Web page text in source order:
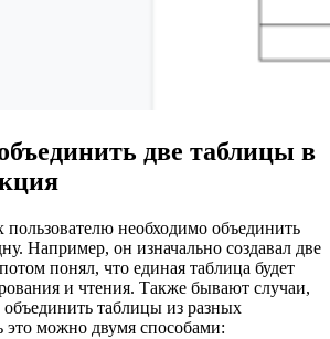
две таблицы в
пользователю необходимо объединить
Например, он изначально создавал две
понял, что единая таблица будет
и чтения. Также бывают случаи,
таблицы из разных
это можно двумя способами: